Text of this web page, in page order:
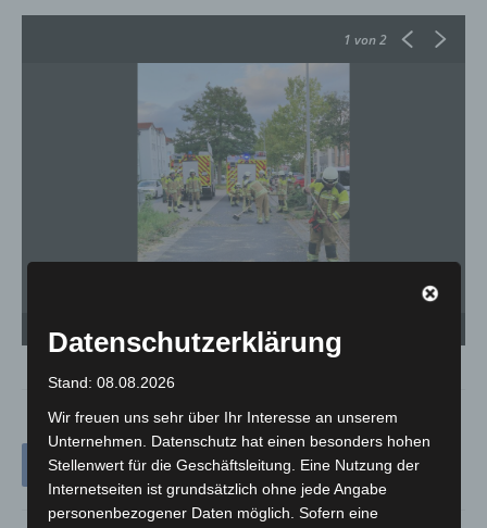
1 von 2
Foto: Feuerwehr Kaltenweide / Felix Dankowsky
Datenschutzerklärung
Stand: 08.08.2026
Wir freuen uns sehr über Ihr Interesse an unserem
Unternehmen. Datenschutz hat einen besonders hohen
Stellenwert für die Geschäftsleitung. Eine Nutzung der
Internetseiten ist grundsätzlich ohne jede Angabe
personenbezogener Daten möglich. Sofern eine